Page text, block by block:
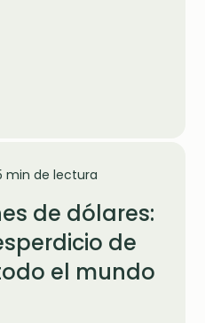
min de lectura
de dólares:
de
el mundo